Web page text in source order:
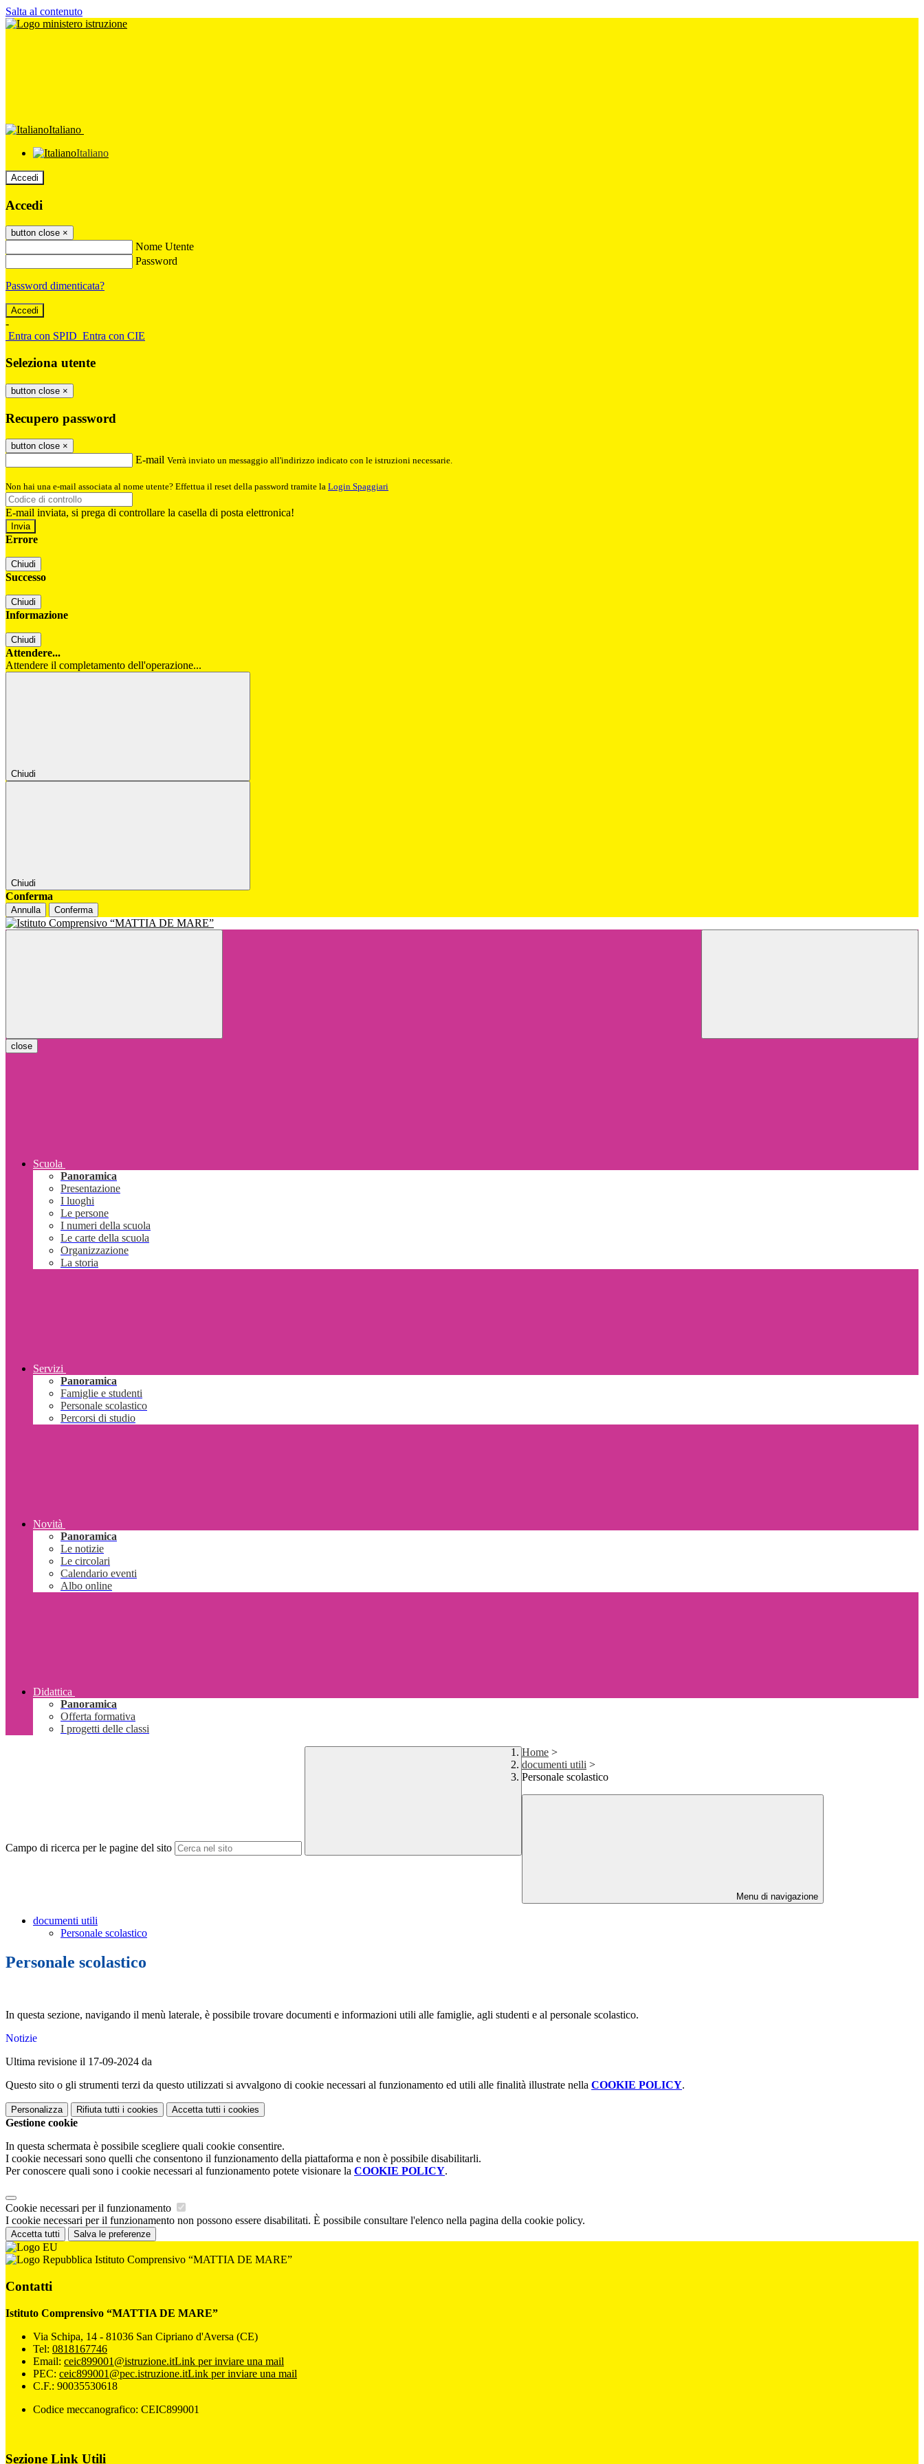
Salta al contenuto
Italiano
Italiano
Accedi
Accedi
button close ×
Nome Utente
Password
Password dimenticata?
-
Entra con SPID Entra con CIE
Seleziona utente
button close ×
Recupero password
button close ×
E-mail Verrà inviato un messaggio all'indirizzo indicato con le istruzioni necessarie.
Non hai una e-mail associata al nome utente? Effettua il reset della password tramite la Login Spaggiari
E-mail inviata, si prega di controllare la casella di posta elettronica!
Errore
Chiudi
Successo
Chiudi
Informazione
Chiudi
Attendere...
Attendere il completamento dell'operazione...
Chiudi
Chiudi
Conferma
Annulla Conferma
close
Scuola
Panoramica
Presentazione
I luoghi
Le persone
I numeri della scuola
Le carte della scuola
Organizzazione
La storia
Servizi
Panoramica
Famiglie e studenti
Personale scolastico
Percorsi di studio
Novità
Panoramica
Le notizie
Le circolari
Calendario eventi
Albo online
Didattica
Panoramica
Offerta formativa
I progetti delle classi
Campo di ricerca per le pagine del sito
Home >
documenti utili >
Personale scolastico
Menu di navigazione
documenti utili
Personale scolastico
Personale scolastico
In questa sezione, navigando il menù laterale, è possibile trovare documenti e informazioni utili alle famiglie, agli studenti e al personale scolastico.
Notizie
Ultima revisione il 17-09-2024 da
Questo sito o gli strumenti terzi da questo utilizzati si avvalgono di cookie necessari al funzionamento ed utili alle finalità illustrate nella COOKIE POLICY.
Personalizza Rifiuta tutti i cookies Accetta tutti i cookies
Gestione cookie
In questa schermata è possibile scegliere quali cookie consentire.
I cookie necessari sono quelli che consentono il funzionamento della piattaforma e non è possibile disabilitarli.
Per conoscere quali sono i cookie necessari al funzionamento potete visionare la COOKIE POLICY.
Cookie necessari per il funzionamento
I cookie necessari per il funzionamento non possono essere disabilitati. È possibile consultare l'elenco nella pagina della cookie policy.
Accetta tutti Salva le preferenze
Istituto Comprensivo “MATTIA DE MARE”
Contatti
Istituto Comprensivo “MATTIA DE MARE”
Via Schipa, 14 - 81036 San Cipriano d'Aversa (CE)
Tel: 0818167746
Email: ceic899001@istruzione.itLink per inviare una mail
PEC: ceic899001@pec.istruzione.itLink per inviare una mail
C.F.: 90035530618
Codice meccanografico: CEIC899001
Sezione Link Utili